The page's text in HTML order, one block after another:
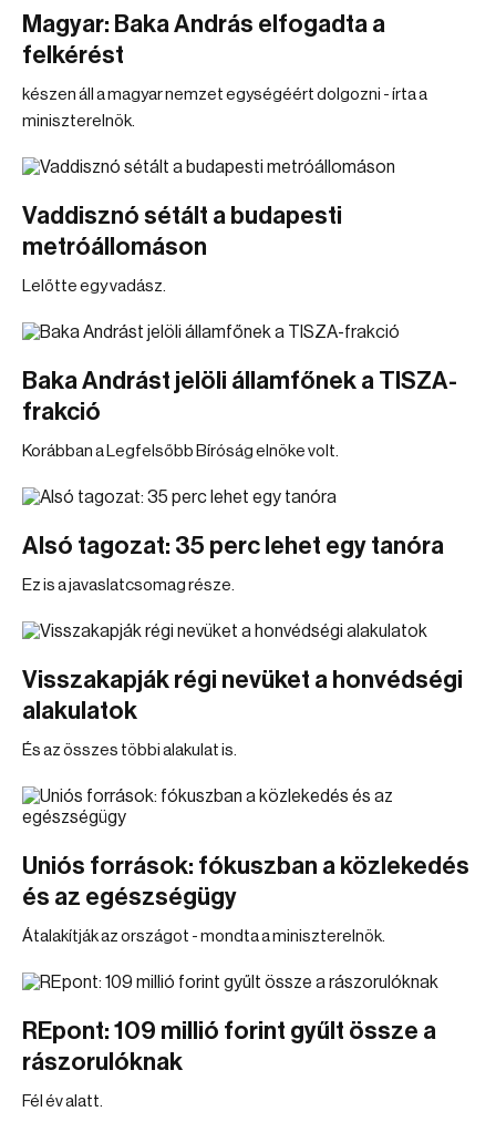
Magyar: Baka András elfogadta a
felkérést
készen áll a magyar nemzet egységéért dolgozni - írta a
miniszterelnök.
Vaddisznó sétált a budapesti
metróállomáson
Lelőtte egy vadász.
Baka Andrást jelöli államfőnek a TISZA-
frakció
Korábban a Legfelsőbb Bíróság elnöke volt.
Alsó tagozat: 35 perc lehet egy tanóra
Ez is a javaslatcsomag része.
Visszakapják régi nevüket a honvédségi
alakulatok
És az összes többi alakulat is.
Uniós források: fókuszban a közlekedés
és az egészségügy
Átalakítják az országot - mondta a miniszterelnök.
REpont: 109 millió forint gyűlt össze a
rászorulóknak
Fél év alatt.